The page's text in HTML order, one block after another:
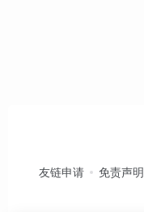
友链申请 免责声明